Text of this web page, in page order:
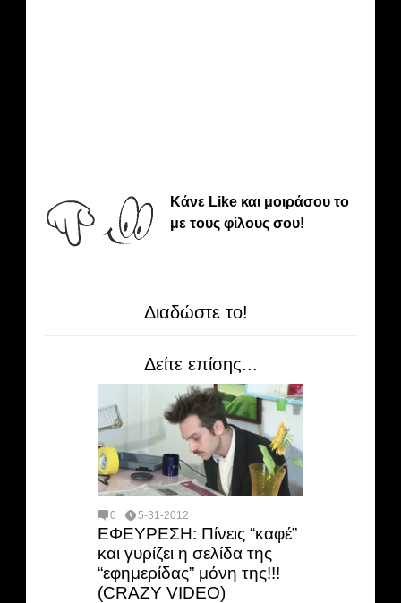
Κάνε Like και μοιράσου το
με τους φίλους σου!
Διαδώστε το!
Δείτε επίσης...
0 5-31-2012
ΕΦΕΥΡΕΣΗ: Πίνεις “καφέ”
και γυρίζει η σελίδα της
“εφημερίδας” μόνη της!!!
(CRAZY VIDEO)